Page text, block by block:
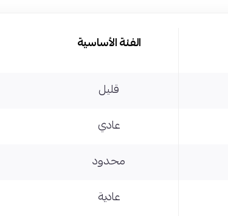
الفئة الأساسية
قليل
عادي
محدود
عادية